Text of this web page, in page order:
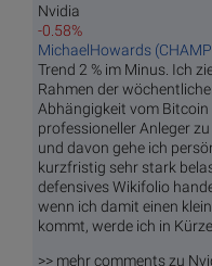
Nvidia
-0.58%
MichaelHowards
Trend 2 % im Minus. Ich
Rahmen der
Abhängigkeit vom Bitcoin
professioneller Anleger
und davon gehe ich
kurzfristig sehr stark
defensives Wikifolio
wenn ich damit einen
kommt, werde ich in
>> mehr comments zu